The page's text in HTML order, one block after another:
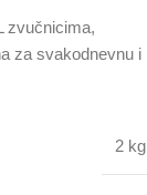
zvučnicima,
za svakodnevnu i
2 kg